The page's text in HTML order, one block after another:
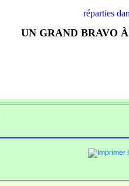
réparties
UN GRAND BRAVO